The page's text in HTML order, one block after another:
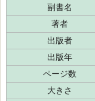
副書名
著者
出版者
出版年
ページ数
大きさ